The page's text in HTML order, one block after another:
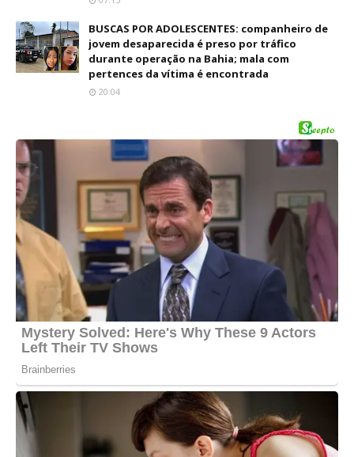
BUSCAS POR ADOLESCENTES: companheiro de
jovem desaparecida é preso por tráfico
durante operação na Bahia; mala com
pertences da vítima é encontrada
20:04